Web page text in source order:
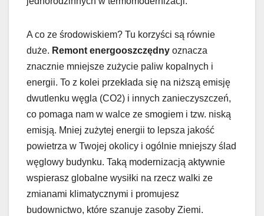
A co ze środowiskiem? Tu korzyści są równie
duże. Remont energooszczędny oznacza
znacznie mniejsze zużycie paliw kopalnych i
energii. To z kolei przekłada się na niższą emisję
dwutlenku węgla (CO2) i innych zanieczyszczeń,
co pomaga nam w walce ze smogiem i tzw. niską
emisją. Mniej zużytej energii to lepsza jakość
powietrza w Twojej okolicy i ogólnie mniejszy ślad
węglowy budynku. Taką modernizacją aktywnie
wspierasz globalne wysiłki na rzecz walki ze
zmianami klimatycznymi i promujesz
budownictwo, które szanuje zasoby Ziemi.